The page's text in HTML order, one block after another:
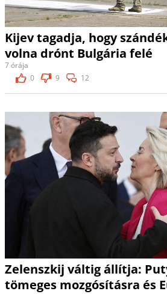
Kijev tagadja, hogy
volna drónt Bulgária felé
7 órája
0
9 12
Zelenszkij váltig állítja:
tömeges mozgósításra és